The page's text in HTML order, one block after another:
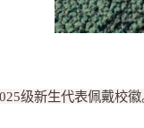
级新生代表佩戴校